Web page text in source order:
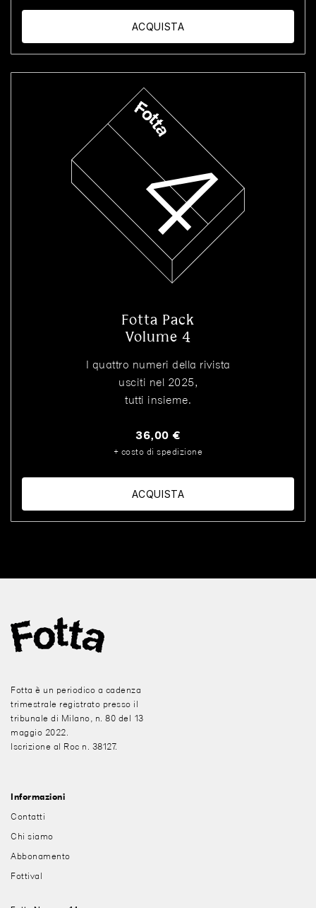
ACQUISTA
Fotta Pack
Volume 4
I quattro numeri della rivista
usciti nel 2025,
tutti insieme.
36,00 €
+ costo di spedizione
ACQUISTA
Fotta è un periodico a cadenza
trimestrale registrato presso il
tribunale di Milano, n. 80 del 13
maggio 2022.
Iscrizione al Roc n. 38127.
Informazioni
Contatti
Chi siamo
Abbonamento
Fottival